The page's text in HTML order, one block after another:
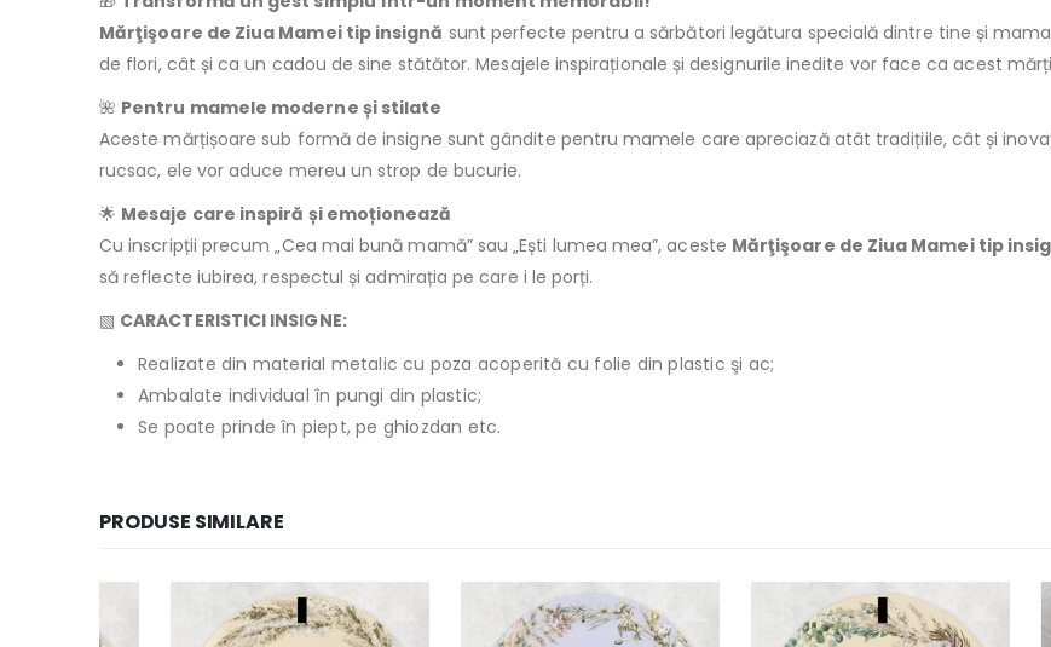
Mărţişoare de Ziua Mamei tip insignă sunt perfecte pentru a sărbători legătura specială dintre tine și
de flori, cât și ca un cadou de sine stătător. Mesajele inspiraționale și designurile inedite vor face ca acest
🌺 Pentru mamele moderne și stilate
Aceste mărțișoare sub formă de insigne sunt gândite pentru mamele care apreciază atât tradițiile, cât și
rucsac, ele vor aduce mereu un strop de bucurie.
🌟 Mesaje care inspiră și emoționează
Cu inscripții precum „Cea mai bună mamă” sau „Ești lumea mea”, aceste Mărţişoare de Ziua Mamei tip
să reflecte iubirea, respectul și admirația pe care i le porți.
▧ CARACTERISTICI INSIGNE:
Realizate din material metalic cu poza acoperită cu folie din plastic şi ac;
Ambalate individual în pungi din plastic;
Se poate prinde în piept, pe ghiozdan etc.
PRODUSE SIMILARE